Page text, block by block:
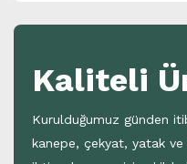
Kaliteli
Kurulduğumuz günden
kanepe, çekyat, yatak